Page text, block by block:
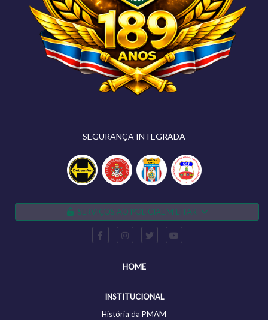
SEGURANÇA INTEGRADA
SERVIÇOS AO POLICIAL MILITAR
HOME
INSTITUCIONAL
História da PMAM